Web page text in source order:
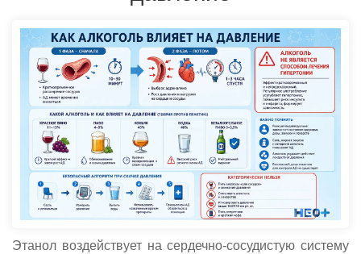
Этанол воздействует на сердечно-сосудистую систему